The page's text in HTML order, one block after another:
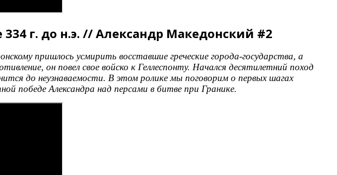
г. до н.э. // Александр Македонский #2
пришлось усмирить восставшие греческие города-государства, а
он повел свое войско к Геллеспонту. Начался десятилетний поход
до неузнаваемости. В этом ролике мы поговорим о первых шагах
победе Александра над персами в битве при Гранике.